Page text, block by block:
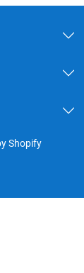
Shopify